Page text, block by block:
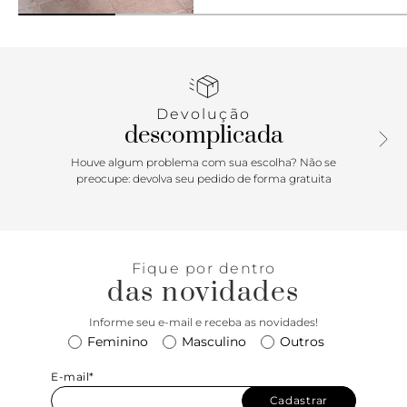
Devolução
descomplicada
Houve algum problema com sua escolha? Não se
preocupe: devolva seu pedido de forma gratuita
Fique por dentro
das novidades
Informe seu e-mail e receba as novidades!
Feminino Masculino Outros
E-mail*
Cadastrar